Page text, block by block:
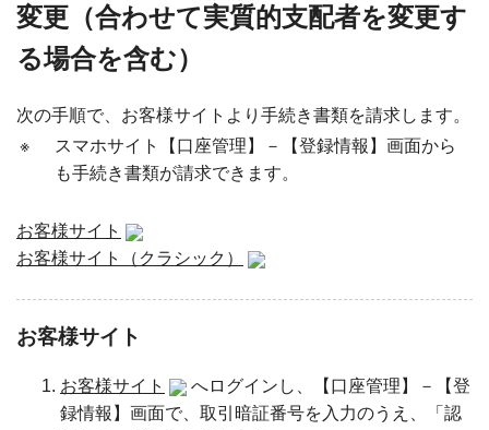
変更（合わせて実質的支配者を変更す
る場合を含む）
次の手順で、お客様サイトより手続き書類を請求します。
※
スマホサイト【口座管理】－【登録情報】画面から
も手続き書類が請求できます。
お客様サイト
お客様サイト（クラシック）
お客様サイト
お客様サイト
へログインし、【口座管理】－【登
録情報】画面で、取引暗証番号を入力のうえ、「認